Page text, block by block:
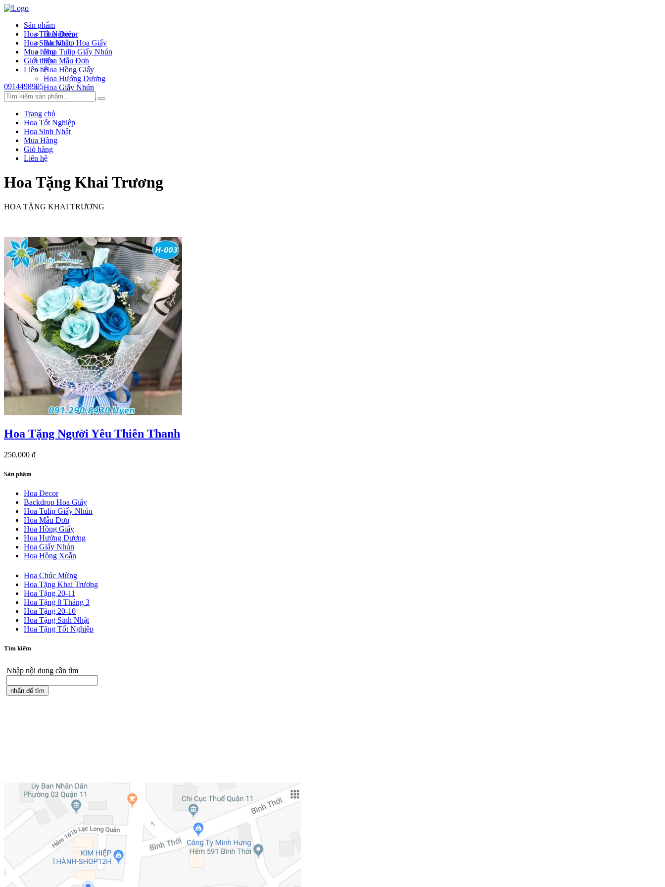
Sản phẩm
Hoa Decor
Backdrop Hoa Giấy
Hoa Tulip Giấy Nhún
Hoa Mẫu Đơn
Hoa Hồng Giấy
Hoa Hướng Dương
Hoa Giấy Nhún
Hoa Hồng Xoắn
Hoa Tốt Nghiệp
Hoa Sinh Nhật
Mua hàng
Giới thiệu
Liên hệ
0914498905
Trang chủ
Hoa Tốt Nghiệp
Hoa Sinh Nhật
Mua Hàng
Giỏ hàng
Liên hệ
Hoa Tặng Khai Trương
HOA TẶNG KHAI TRƯƠNG
Hoa Tặng Người Yêu Thiên Thanh
250,000 đ
Sản phẩm
Hoa Decor
Backdrop Hoa Giấy
Hoa Tulip Giấy Nhún
Hoa Mẫu Đơn
Hoa Hồng Giấy
Hoa Hướng Dương
Hoa Giấy Nhún
Hoa Hồng Xoắn
Hoa Chúc Mừng
Hoa Tặng Khai Trương
Hoa Tặng 20-11
Hoa Tặng 8 Tháng 3
Hoa Tặng 20-10
Hoa Tặng Sinh Nhật
Hoa Tặng Tốt Nghiệp
Tìm kiếm
Nhập nội dung cần tìm